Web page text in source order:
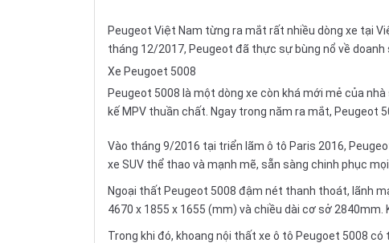
Peugeot Việt Nam từng ra mắt rất nhiều dòng xe tại
tháng 12/2017, Peugeot đã thực sự bùng nổ về doanh
Xe Peugoet 5008
Peugeot 5008 là một dòng xe còn khá mới mẻ của
kế MPV thuần chất. Ngay trong năm ra mắt, Peugeot
Vào tháng 9/2016 tại triển lãm ô tô Paris 2016,
xe SUV thể thao và mạnh mẽ, sẵn sàng chinh phục
Ngoại thất Peugeot 5008 đậm nét thanh thoát, lãnh
4670 x 1855 x 1655 (mm) và chiều dài cơ sở
Trong khi đó, khoang nội thất xe ô tô Peugoet 5008